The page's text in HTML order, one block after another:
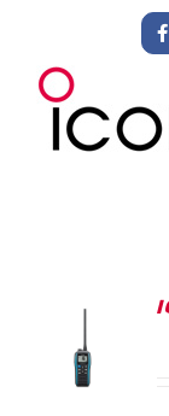
springen